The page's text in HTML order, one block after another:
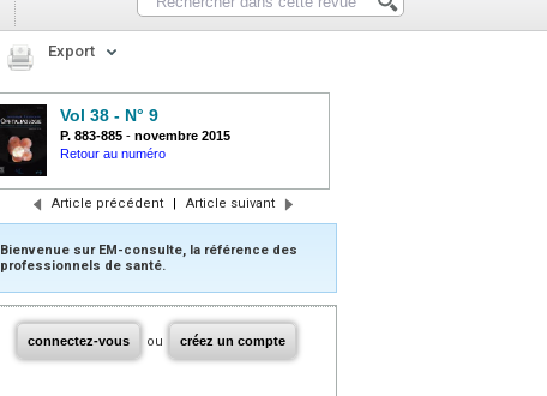
Export
Vol 38 - N° 9
P. 883-885 - novembre 2015
Retour au numéro
Article précédent | Article suivant
Bienvenue sur EM-consulte, la référence des
professionnels de santé.
connectez-vous ou créez un compte